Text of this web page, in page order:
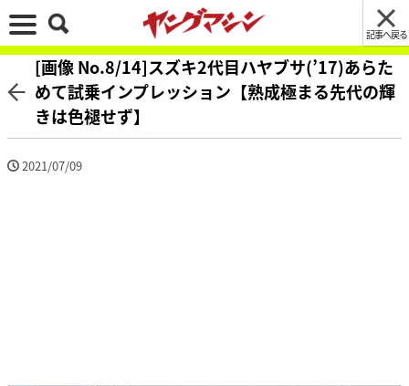
記事へ戻る
[画像 No.8/14]スズキ2代目ハヤブサ(’17)あらた
めて試乗インプレッション【熟成極まる先代の輝
きは色褪せず】
2021/07/09